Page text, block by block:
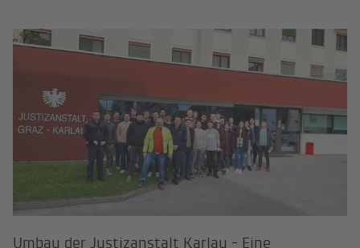
Umbau der Justizanstalt Karlau -
Umbau der Justizanstalt Karlau - Eine